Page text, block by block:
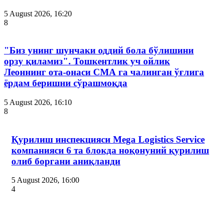
5 August 2026, 16:20
8
"Биз унинг шунчаки оддий бола бўлишини
орзу қиламиз". Тошкентлик уч ойлик
Леоннинг ота-онаси СМА га чалинган ўғлига
ёрдам беришни сўрашмоқда
5 August 2026, 16:10
8
Қурилиш инспекцияси Мega Logistics Service
компанияси 6 та блокда ноқонуний қурилиш
олиб боргани аниқланди
5 August 2026, 16:00
4